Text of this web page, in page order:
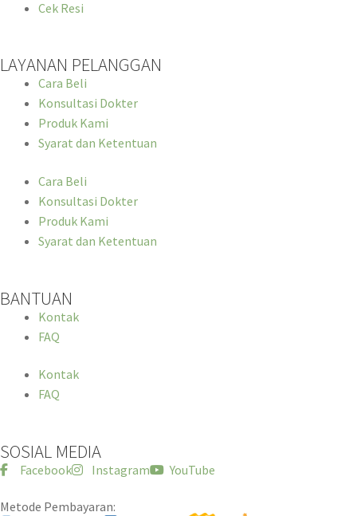
Cek Resi
LAYANAN PELANGGAN
Cara Beli
Konsultasi Dokter
Produk Kami
Syarat dan Ketentuan
Cara Beli
Konsultasi Dokter
Produk Kami
Syarat dan Ketentuan
BANTUAN
Kontak
FAQ
Kontak
FAQ
SOSIAL MEDIA
Facebook Instagram YouTube
Metode Pembayaran: